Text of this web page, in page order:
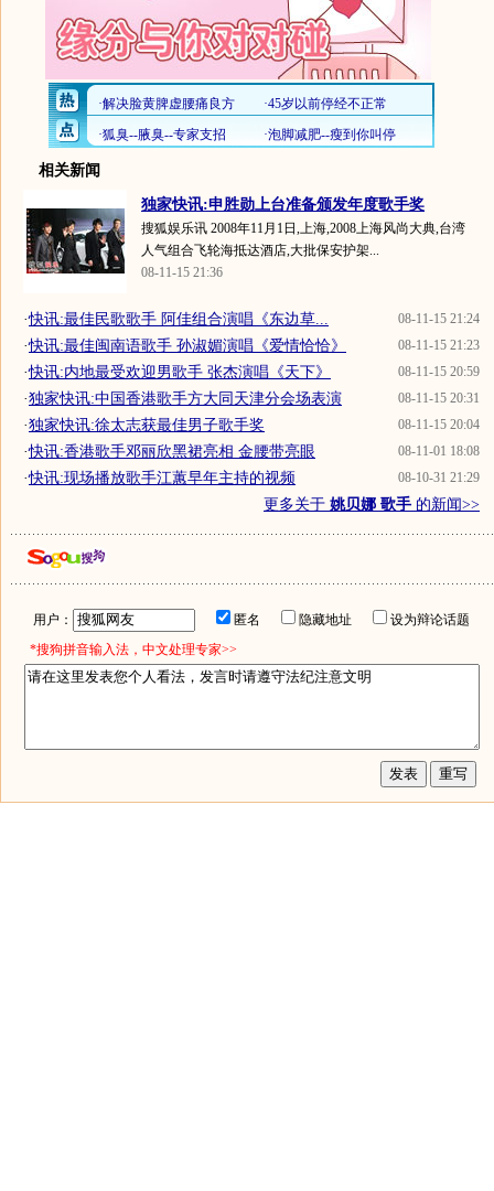
相关新闻
独家快讯:申胜勋上台准备颁发年度歌手奖
搜狐娱乐讯 2008年11月1日,上海,2008上海风尚大典,台湾
人气组合飞轮海抵达酒店,大批保安护架...
08-11-15 21:36
08-11-15 21:24
·快讯:最佳民歌歌手 阿佳组合演唱《东边草...
08-11-15 21:23
·快讯:最佳闽南语歌手 孙淑媚演唱《爱情恰恰》
08-11-15 20:59
·快讯:内地最受欢迎男歌手 张杰演唱《天下》
08-11-15 20:31
·独家快讯:中国香港歌手方大同天津分会场表演
08-11-15 20:04
·独家快讯:徐太志获最佳男子歌手奖
08-11-01 18:08
·快讯:香港歌手邓丽欣黑裙亮相 金腰带亮眼
08-10-31 21:29
·快讯:现场播放歌手江蕙早年主持的视频
更多关于 姚贝娜 歌手 的新闻>>
用户： 匿名 隐藏地址
设为辩论话题
*搜狗拼音输入法，中文处理专家>>